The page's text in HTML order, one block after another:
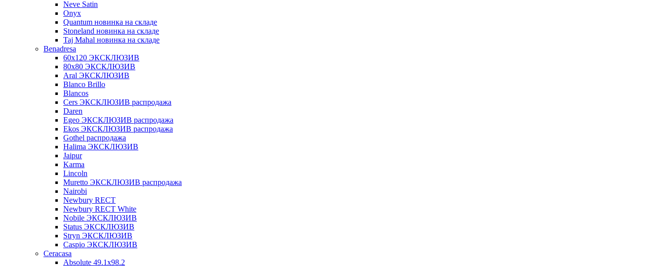
Neve Satin
Onyx
Quantum новинка на складе
Stoneland новинка на складе
Taj Mahal новинка на складе
Benadresa
60х120 ЭКСКЛЮЗИВ
80х80 ЭКСКЛЮЗИВ
Aral ЭКСКЛЮЗИВ
Blanco Brillo
Blancos
Cers ЭКСКЛЮЗИВ распродажа
Daren
Egeo ЭКСКЛЮЗИВ распродажа
Ekos ЭКСКЛЮЗИВ распродажа
Gothel распродажа
Halima ЭКСКЛЮЗИВ
Jaipur
Karma
Lincoln
Muretto ЭКСКЛЮЗИВ распродажа
Nairobi
Newbury RECT
Newbury RECT White
Nobile ЭКСКЛЮЗИВ
Status ЭКСКЛЮЗИВ
Stryn ЭКСКЛЮЗИВ
Сaspio ЭКСКЛЮЗИВ
Ceracasa
Absolute 49.1x98.2